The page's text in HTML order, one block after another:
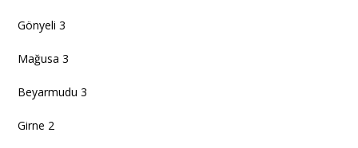
Gönyeli 3
Mağusa 3
Beyarmudu 3
Girne 2